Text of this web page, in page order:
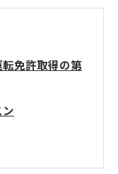
免許取得の第
ン
らす自信